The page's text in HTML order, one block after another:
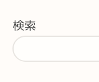
検索